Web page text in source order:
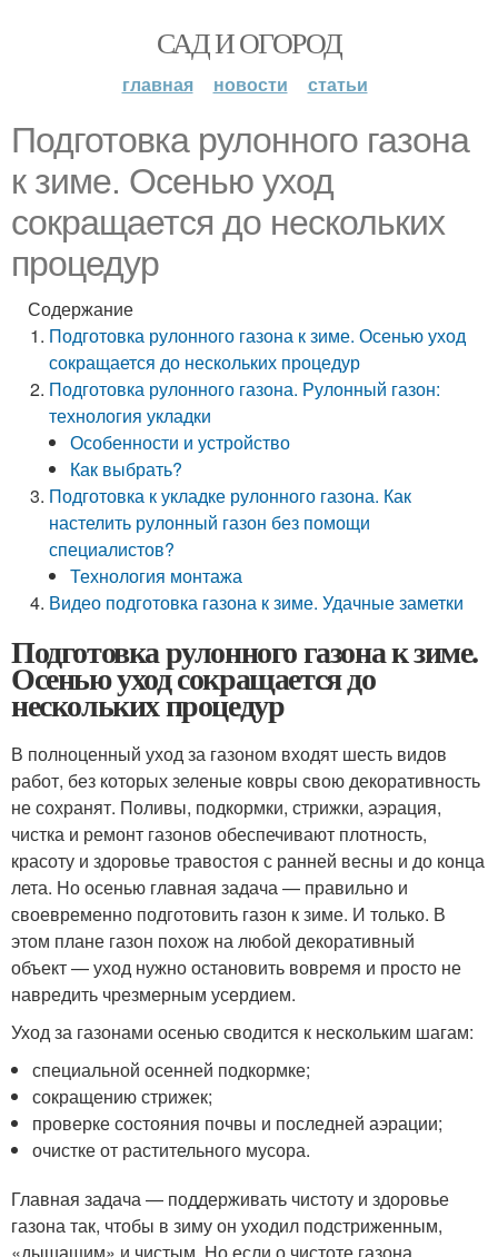
САД И ОГОРОД
главная новости статьи
Подготовка рулонного газона
к зиме. Осенью уход
сокращается до нескольких
процедур
Содержание
Подготовка рулонного газона к зиме. Осенью уход
сокращается до нескольких процедур
Подготовка рулонного газона. Рулонный газон:
технология укладки
Особенности и устройство
Как выбрать?
Подготовка к укладке рулонного газона. Как
настелить рулонный газон без помощи
специалистов?
Технология монтажа
Видео подготовка газона к зиме. Удачные заметки
Подготовка рулонного газона к зиме.
Осенью уход сокращается до
нескольких процедур
В полноценный уход за газоном входят шесть видов
работ, без которых зеленые ковры свою декоративность
не сохранят. Поливы, подкормки, стрижки, аэрация,
чистка и ремонт газонов обеспечивают плотность,
красоту и здоровье травостоя с ранней весны и до конца
лета. Но осенью главная задача — правильно и
своевременно подготовить газон к зиме. И только. В
этом плане газон похож на любой декоративный
объект — уход нужно остановить вовремя и просто не
навредить чрезмерным усердием.
Уход за газонами осенью сводится к нескольким шагам:
специальной осенней подкормке;
сокращению стрижек;
проверке состояния почвы и последней аэрации;
очистке от растительного мусора.
Главная задача — поддерживать чистоту и здоровье
газона так, чтобы в зиму он уходил подстриженным,